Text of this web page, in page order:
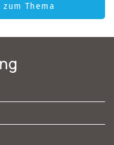
Thema